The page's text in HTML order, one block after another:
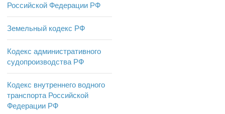
Российской Федерации РФ
Земельный кодекс РФ
Кодекс административного
судопроизводства РФ
Кодекс внутреннего водного
транспорта Российской
Федерации РФ